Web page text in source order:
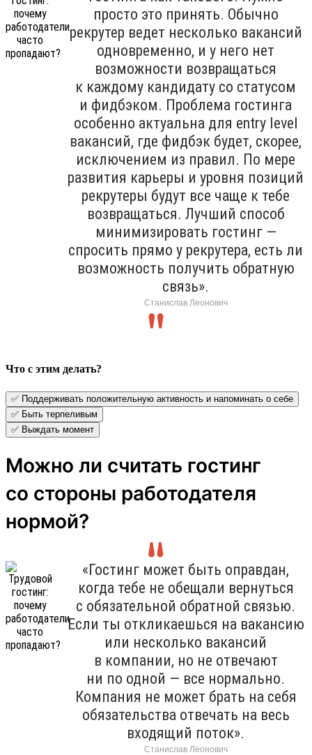
просто это принять. Обычно
рекрутер ведет несколько вакансий
одновременно, и у него нет
возможности возвращаться
к каждому кандидату со статусом
и фидбэком. Проблема гостинга
особенно актуальна для entry level
вакансий, где фидбэк будет, скорее,
исключением из правил. По мере
развития карьеры и уровня позиций
рекрутеры будут все чаще к тебе
возвращаться. Лучший способ
минимизировать гостинг —
спросить прямо у рекрутера, есть ли
возможность получить обратную
связь».
Станислав Леонович
Что с этим делать?
✅ Поддерживать положительную активность и напоминать о себе
✅ Быть терпеливым
✅ Выждать момент
Можно ли считать гостинг
со стороны работодателя
нормой?
«Гостинг может быть оправдан,
когда тебе не обещали вернуться
с обязательной обратной связью.
Если ты откликаешься на вакансию
или несколько вакансий
в компании, но не отвечают
ни по одной — все нормально.
Компания не может брать на себя
обязательства отвечать на весь
входящий поток».
Станислав Леонович